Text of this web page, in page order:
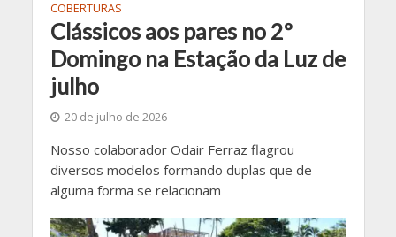
COBERTURAS
Clássicos aos pares no 2º
Domingo na Estação da Luz de
julho
20 de julho de 2026
Nosso colaborador Odair Ferraz flagrou
diversos modelos formando duplas que de
alguma forma se relacionam